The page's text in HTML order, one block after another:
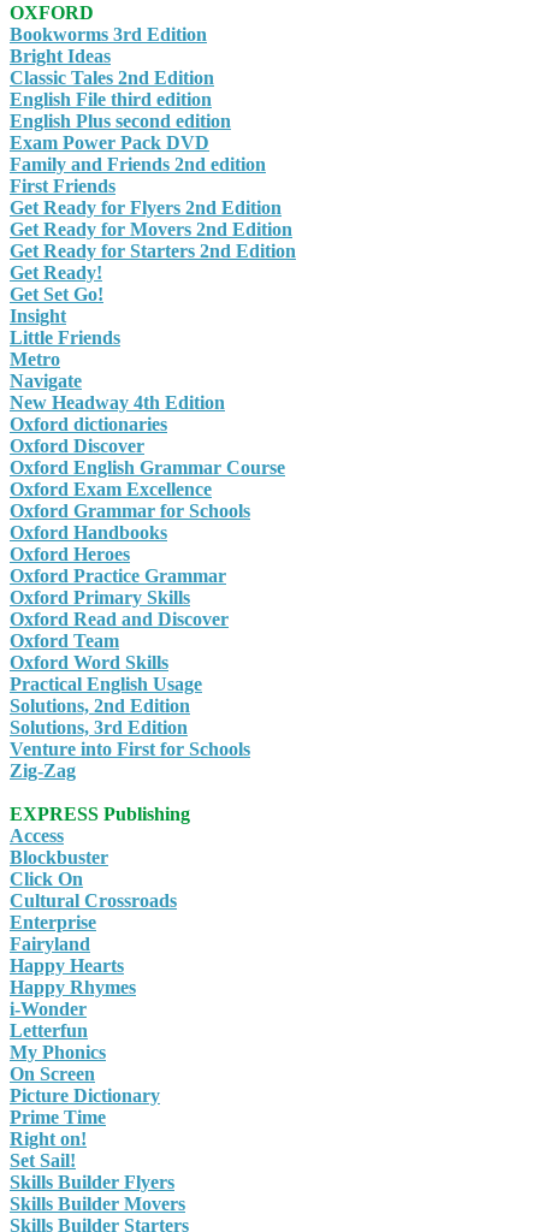
OXFORD
Bookworms 3rd Edition
Bright Ideas
Classic Tales 2nd Edition
English File third edition
English Plus second edition
Exam Power Pack DVD
Family and Friends 2nd edition
First Friends
Get Ready for Flyers 2nd Edition
Get Ready for Movers 2nd Edition
Get Ready for Starters 2nd Edition
Get Ready!
Get Set Go!
Insight
Little Friends
Metro
Navigate
New Headway 4th Edition
Oxford dictionaries
Oxford Discover
Oxford English Grammar Course
Oxford Exam Excellence
Oxford Grammar for Schools
Oxford Handbooks
Oxford Heroes
Oxford Practice Grammar
Oxford Primary Skills
Oxford Read and Discover
Oxford Team
Oxford Word Skills
Practical English Usage
Solutions, 2nd Edition
Solutions, 3rd Edition
Venture into First for Schools
Zig-Zag
EXPRESS Publishing
Access
Blockbuster
Click On
Cultural Crossroads
Enterprise
Fairyland
Happy Hearts
Happy Rhymes
i-Wonder
Letterfun
My Phonics
On Screen
Picture Dictionary
Prime Time
Right on!
Set Sail!
Skills Builder Flyers
Skills Builder Movers
Skills Builder Starters